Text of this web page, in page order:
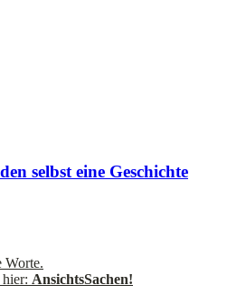
selbst eine Geschichte
Worte.
AnsichtsSachen!